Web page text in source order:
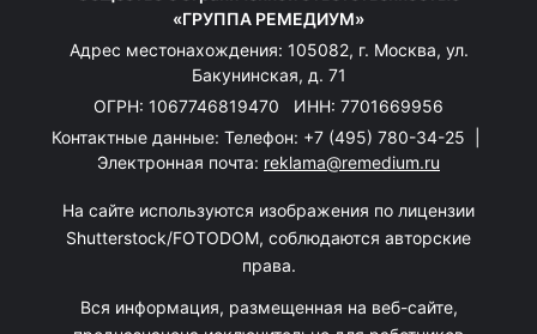
«ГРУППА РЕМЕДИУМ»
Адрес местонахождения: 105082, г. Москва, ул.
Бакунинская, д. 71
ОГРН: 1067746819470 ИНН: 7701669956
Контактные данные: Телефон: +7 (495) 780-34-25
Электронная почта: reklama@remedium.ru
На сайте используются изображения по лицензии
Shutterstock/FOTODOM, соблюдаются авторские
права.
Вся информация, размещенная на веб-сайте,